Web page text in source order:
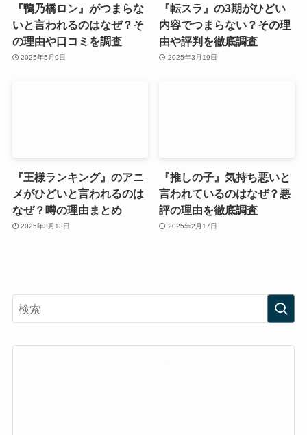
『鴨乃橋ロン』がつまらな
いと言われるのはなぜ？そ
の理由や口コミを調査
2025年5月9日
『転スラ』の3期がひどい
内容でつまらない？その理
由や評判を徹底調査
2025年3月19日
『王様ランキング』のアニ
メがひどいと言われるのは
なぜ？噂の理由まとめ
2025年3月13日
『推しの子』気持ち悪いと
言われているのはなぜ？悪
評の理由を徹底調査
2025年2月17日